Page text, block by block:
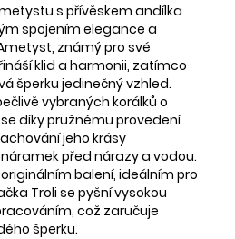
s přívěskem andílka
spojením elegance a
známý pro své
klid a harmonii, zatímco
šperku jedinečný vzhled.
vybraných korálků o
díky pružnému provedení
jeho krásy
před nárazy a vodou.
balení, ideálním pro
Troli se pyšní vysokou
což zaručuje
šperku.